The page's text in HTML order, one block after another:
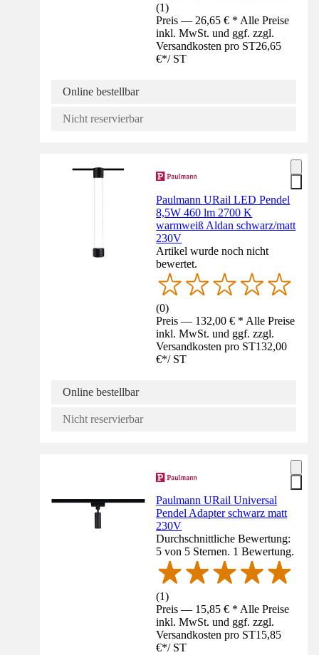
(1)
Preis — 26,65 € * Alle Preise
inkl. MwSt. und ggf. zzgl.
Versandkosten pro ST26,65
€*/ ST
Online bestellbar
Nicht reservierbar
Paulmann URail LED Pendel
8,5W 460 lm 2700 K
warmweiß Aldan schwarz/matt
230V
Artikel wurde noch nicht
bewertet.
(0)
Preis — 132,00 € * Alle Preise
inkl. MwSt. und ggf. zzgl.
Versandkosten pro ST132,00
€*/ ST
Online bestellbar
Nicht reservierbar
Paulmann URail Universal
Pendel Adapter schwarz matt
230V
Durchschnittliche Bewertung:
5 von 5 Sternen. 1 Bewertung.
(1)
Preis — 15,85 € * Alle Preise
inkl. MwSt. und ggf. zzgl.
Versandkosten pro ST15,85
€*/ ST